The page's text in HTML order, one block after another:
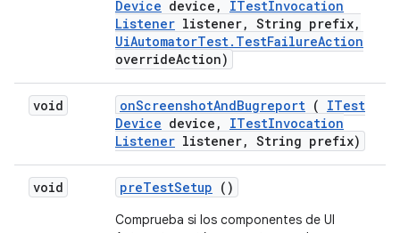
Device device , ITestInvocation
Listener listener, String prefix,
UiAutomatorTest. TestFailureAction
overrideAction)
void onScreenshotAndBugreport ( ITest
Device device , ITestInvocation
Listener listener, String prefix)
void preTestSetup ()
Comprueba si los componentes de UI